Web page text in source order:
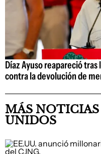
Díaz Ayuso reapareció
contra la devolución de
MÁS NOTICIAS
UNIDOS